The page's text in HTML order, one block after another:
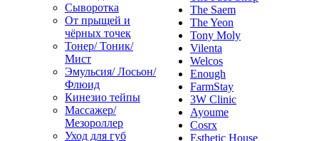
Сыворотка
От прыщей и
чёрных точек
Тонер/ Тоник/
Мист
Эмульсия/ Лосьон/
Флюид
Кинезио тейпы
Массажер/
Мезороллер
Уход для губ
The Saem
The Yeon
Tony Moly
Vilenta
Welcos
Enough
FarmStay
3W Clinic
Ayoume
Cosrx
Esthetic House